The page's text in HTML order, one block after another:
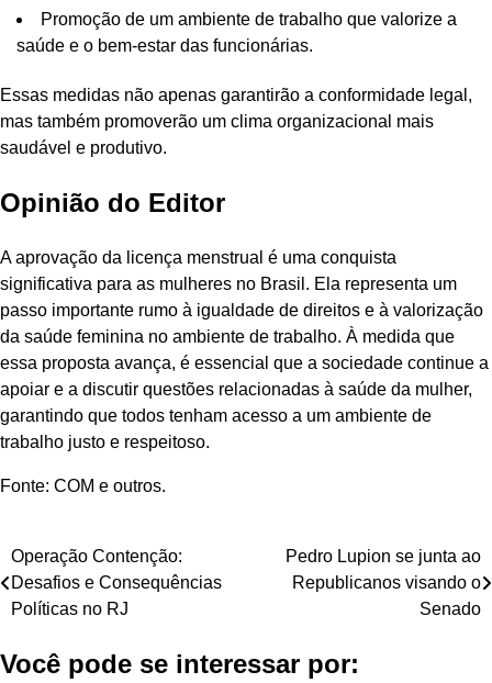
Promoção de um ambiente de trabalho que valorize a
saúde e o bem-estar das funcionárias.
Essas medidas não apenas garantirão a conformidade legal,
mas também promoverão um clima organizacional mais
saudável e produtivo.
Opinião do Editor
A aprovação da licença menstrual é uma conquista
significativa para as mulheres no Brasil. Ela representa um
passo importante rumo à igualdade de direitos e à valorização
da saúde feminina no ambiente de trabalho. À medida que
essa proposta avança, é essencial que a sociedade continue a
apoiar e a discutir questões relacionadas à saúde da mulher,
garantindo que todos tenham acesso a um ambiente de
trabalho justo e respeitoso.
Fonte: COM e outros.
Navegação
de
Operação Contenção:
Desafios e Consequências
Políticas no RJ
Pedro Lupion se junta ao
Republicanos visando o
Senado
Você pode se interessar por: